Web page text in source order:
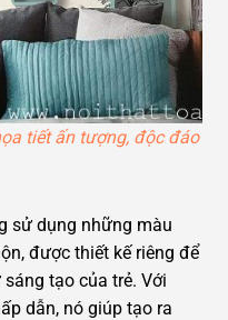
tiết ấn tượng, độc đáo
sử dụng những màu
được thiết kế riêng để
tạo của trẻ. Với
dẫn, nó giúp tạo ra